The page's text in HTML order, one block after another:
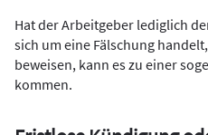
Hat der Arbeitgeber lediglich
sich um eine Fälschung
beweisen, kann es zu einer
kommen.